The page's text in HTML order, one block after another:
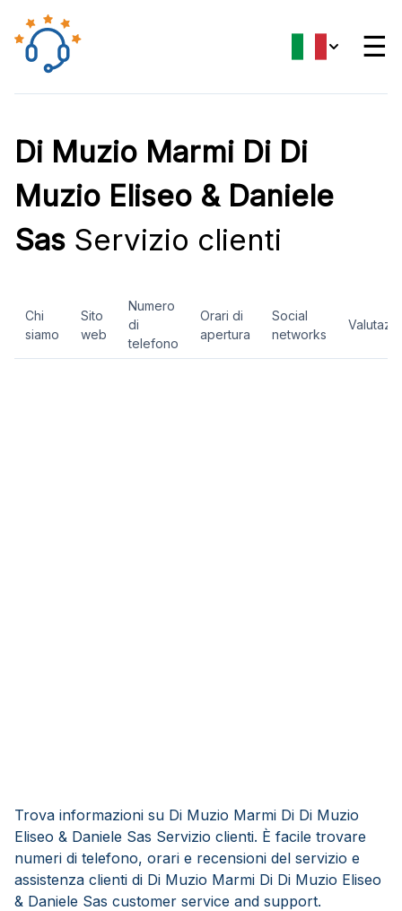
☰
Di Muzio Marmi Di Di
Muzio Eliseo & Daniele
Sas Servizio clienti
Chi
siamo
Sito
web
Numero
di
telefono
Orari di
apertura
Social
networks
Trova informazioni su Di Muzio Marmi Di Di Muzio
Eliseo & Daniele Sas Servizio clienti. È facile trovare
numeri di telefono, orari e recensioni del servizio e
assistenza clienti di Di Muzio Marmi Di Di Muzio Eliseo
& Daniele Sas customer service and support.